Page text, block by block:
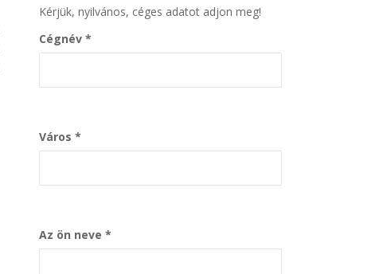
Kérjük, nyilvános, céges adatot adjon meg!
Cégnév
Város
Az ön neve